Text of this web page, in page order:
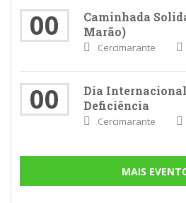
00
Caminhada
Marão)
Cercimarante
00
Dia
Deficiência
Cercimarante
MAIS